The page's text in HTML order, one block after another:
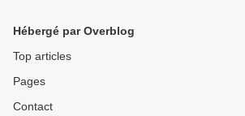
Hébergé par Overblog
Top articles
Pages
Contact